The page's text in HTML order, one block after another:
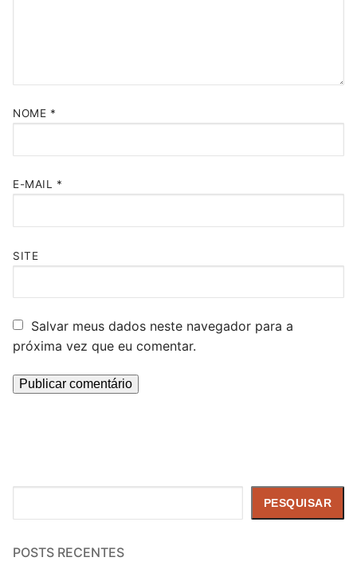
NOME *
E-MAIL *
SITE
Salvar meus dados neste navegador para a
próxima vez que eu comentar.
PESQUISAR
POSTS RECENTES